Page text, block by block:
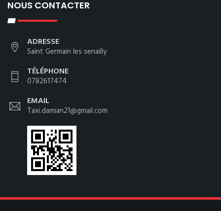
NOUS CONTACTER
ADRESSE
Saint Germain les senailly
TÉLÉPHONE
0782617474
EMAIL
Taxi.damian21@gmail.com